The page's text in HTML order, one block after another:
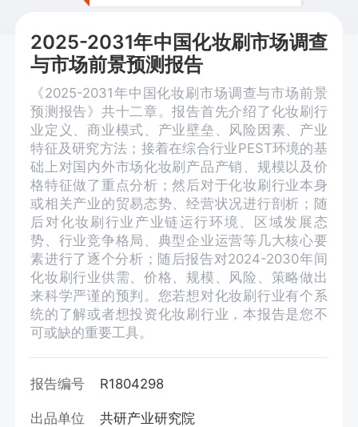
2025-2031年中国化妆刷市场调查
与市场前景预测报告
《2025-2031年中国化妆刷市场调查与市场前景
预测报告》共十二章。报告首先介绍了化妆刷行
业定义、商业模式、产业壁垒、风险因素、产业
特征及研究方法；接着在综合行业PEST环境的基
础上对国内外市场化妆刷产品产销、规模以及价
格特征做了重点分析；然后对于化妆刷行业本身
或相关产业的贸易态势、经营状况进行剖析；随
后对化妆刷行业产业链运行环境、区域发展态
势、行业竞争格局、典型企业运营等几大核心要
素进行了逐个分析；随后报告对2024-2030年间
化妆刷行业供需、价格、规模、风险、策略做出
来科学严谨的预判。您若想对化妆刷行业有个系
统的了解或者想投资化妆刷行业，本报告是您不
可或缺的重要工具。
报告编号 R1804298
出品单位 共研产业研究院